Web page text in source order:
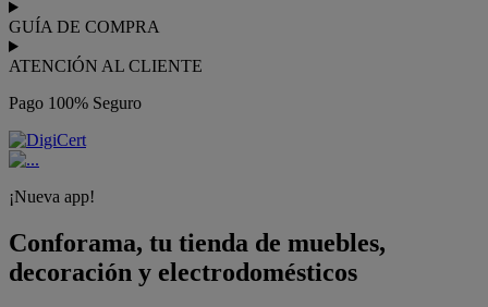
GUÍA DE COMPRA
ATENCIÓN AL CLIENTE
Pago 100% Seguro
¡Nueva app!
Conforama, tu tienda de muebles,
decoración y electrodomésticos